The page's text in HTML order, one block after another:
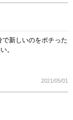
新しいのをポチった
。
2021/05/01